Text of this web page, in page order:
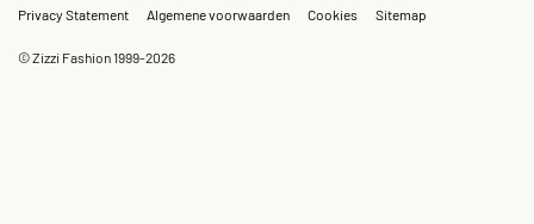
Privacy Statement Algemene voorwaarden Cookies Sitemap
© Zizzi Fashion 1999-2026